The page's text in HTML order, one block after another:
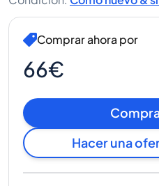
Comprar ahora por
66€
Hacer una